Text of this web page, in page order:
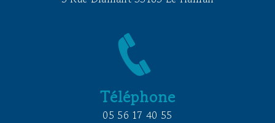
Téléphone
05 56 17 40 55